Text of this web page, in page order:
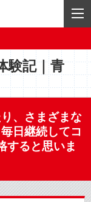
験記｜青
、さまざまな
日継続してコ
すると思いま